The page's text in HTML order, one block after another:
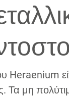
Heraenium
Τα μη